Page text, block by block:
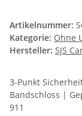
Artikelnummer:
Kategorie: Ohne
Hersteller: SJS
3-Punkt
Bandschloss |
911